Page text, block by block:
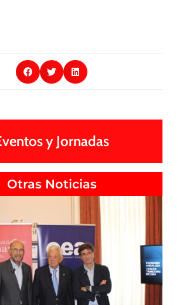
y Jornadas
Otras Noticias